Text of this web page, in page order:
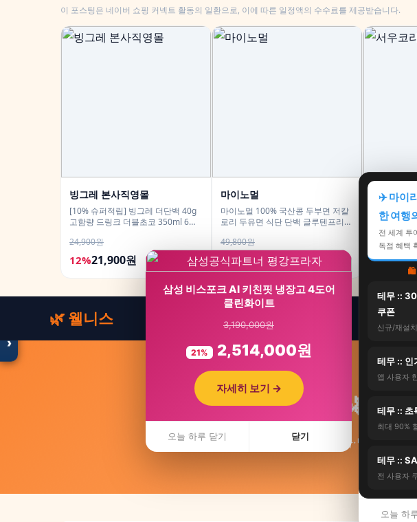
›
이 포스팅은 네이버 쇼핑 커넥트 활동의 일환으로, 이에 따른 일정액의 수수료를 제공받습니다.
빙그레 본사직영몰
[10% 슈퍼적립] 빙그레 더단백 40g
고함량 드링크 더블초코 350ml 6개
24,900원
12%21,900원
마이노멀
마이노멀 100% 국산콩 두부면 저칼
로리 두유면 식단 단백 글루텐프리
49,800원
50%24,900원
서우코리
절대콜라
자 펩타이
120g
78,000원
53%
🌿 웰니스
🌿 웰
스파·명상·요가
✈️ 마이
한 여행
전 세계 투
독점 혜택
🛍️
테무 ::
쿠폰
신규/재설
테무 :: 인
앱 사용자
테무 :: 초
최대 90%
테무 ::
전 사용자
오늘 하
삼성 비스포크 AI 키친핏 냉장고 4도어
클린화이트
3,190,000원
21% 2,514,000원
자세히 보기 →
오늘 하루 닫기 닫기